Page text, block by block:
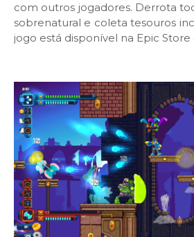
com outros jogadores. Derrota
sobrenatural e coleta tesouros
jogo está disponível na Epic Store